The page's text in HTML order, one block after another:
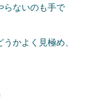
らないのも手で
かよく見極め、